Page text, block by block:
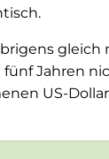
gleich
Jahren
US-